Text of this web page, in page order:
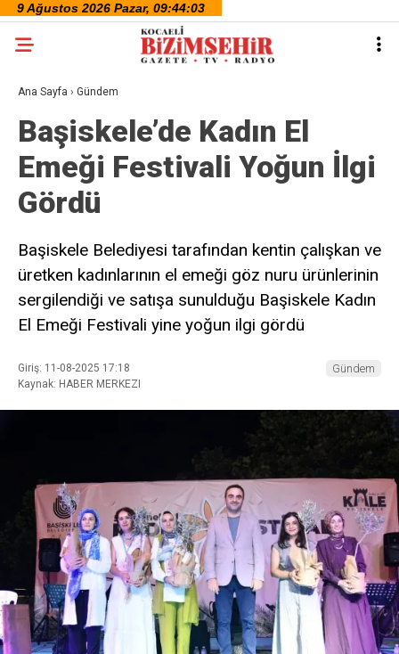
Ana Sayfa › Gündem
Başiskele’de Kadın El
Emeği Festivali Yoğun İlgi
Gördü
Başiskele Belediyesi tarafından kentin çalışkan ve
üretken kadınlarının el emeği göz nuru ürünlerinin
sergilendiği ve satışa sunulduğu Başiskele Kadın
El Emeği Festivali yine yoğun ilgi gördü
Giriş: 11-08-2025 17:18
Kaynak: HABER MERKEZI
Gündem